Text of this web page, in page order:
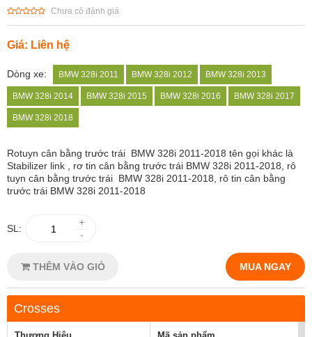
Chưa có đánh giá
Giá: Liên hệ
Dòng xe: BMW 328i 2011 BMW 328i 2012 BMW 328i 2013
BMW 328i 2014 BMW 328i 2015 BMW 328i 2016 BMW 328i 2017
BMW 328i 2018
Rotuyn cân bằng trước trái BMW 328i 2011-2018 tên gọi khác là
Stabilizer link , rơ tin cân bằng trước trái BMW 328i 2011-2018, rô
tuyn cân bằng trước trái BMW 328i 2011-2018, rô tin cân bằng
trước trái BMW 328i 2011-2018
SL:
+
-
THÊM VÀO GIỎ MUA NGAY
Crosses